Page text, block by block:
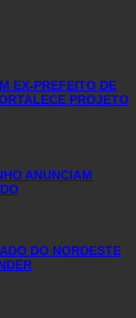
EX-PREFEITO DE
PROJETO
ANUNCIAM
DO NORDESTE